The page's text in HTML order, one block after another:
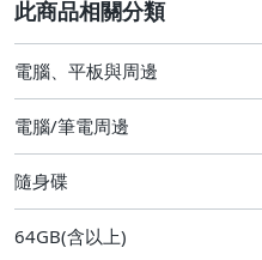
手機、配件與通訊
居家、家具與園藝
電腦、平板與周邊
美食與地方特產
電腦、平板與周邊
電腦/筆電周邊
隨身碟
64GB(含以上)